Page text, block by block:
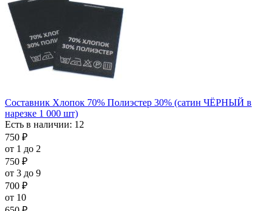
Составник Хлопок 70% Полиэстер 30% (сатин ЧЁРНЫЙ в
нарезке 1 000 шт)
Есть в наличии: 12
750 ₽
от 1 до 2
750 ₽
от 3 до 9
700 ₽
от 10